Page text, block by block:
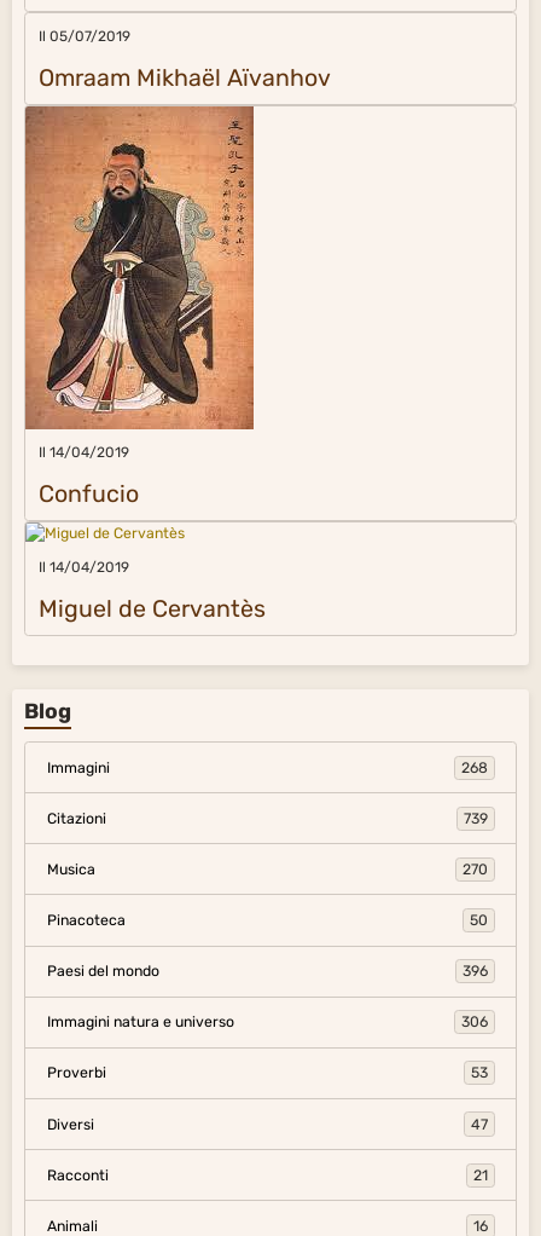
Il 05/07/2019
Omraam Mikhaël Aïvanhov
Il 14/04/2019
Confucio
Il 14/04/2019
Miguel de Cervantès
Blog
Immagini 268
Citazioni 739
Musica 270
Pinacoteca 50
Paesi del mondo 396
Immagini natura e universo 306
Proverbi 53
Diversi 47
Racconti 21
Animali 16